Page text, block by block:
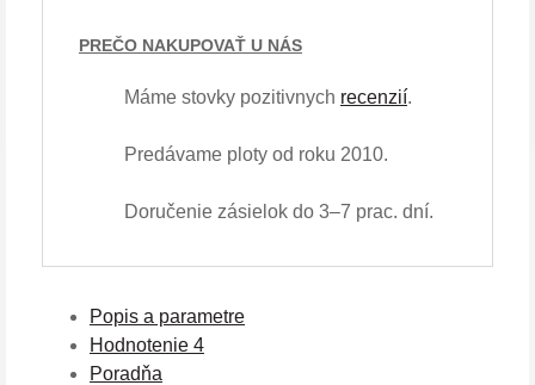
PREČO NAKUPOVAŤ U NÁS
Máme stovky pozitivnych recenzií.
Predávame ploty od roku 2010.
Doručenie zásielok do 3–7 prac. dní.
Popis a parametre
Hodnotenie 4
Poradňa